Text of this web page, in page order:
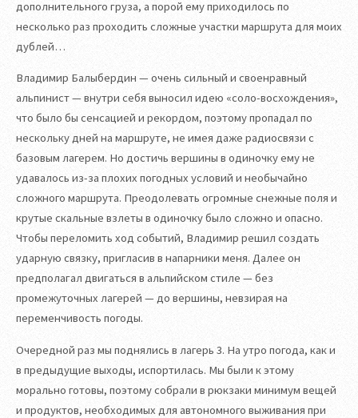
дополнительного груза, а порой ему приходилось по
несколько раз проходить сложные участки маршрута для моих
дублей…
Владимир Балыбердин — очень сильный и своенравный
альпинист — внутри себя выносил идею «соло-восхождения»,
что было бы сенсацией и рекордом, поэтому пропадал по
нескольку дней на маршруте, не имея даже радиосвязи с
базовым лагерем. Но достичь вершины в одиночку ему не
удавалось из-за плохих погодных условий и необычайно
сложного маршрута. Преодолевать огромные снежные поля и
крутые скальные взлеты в одиночку было сложно и опасно.
Чтобы переломить ход событий, Владимир решил создать
ударную связку, пригласив в напарники меня. Далее он
предполагал двигаться в альпийском стиле — без
промежуточных лагерей — до вершины, невзирая на
переменчивость погоды.
Очередной раз мы поднялись в лагерь 3. На утро погода, как и
в предыдущие выходы, испортилась. Мы были к этому
морально готовы, поэтому собрали в рюкзаки минимум вещей
и продуктов, необходимых для автономного выживания при